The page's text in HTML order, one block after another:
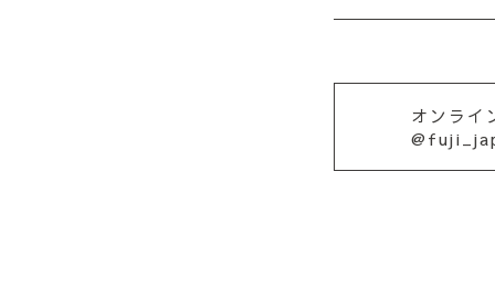
オンライ